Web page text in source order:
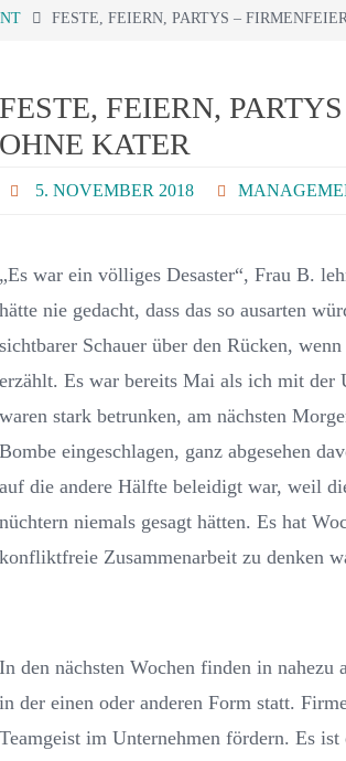
FESTE, FEIERN, PARTYS –
FESTE, FEIERN,
OHNE KATER
5. NOVEMBER 2018
„Es war ein völliges Desaster“, Frau B.
hätte nie gedacht, dass das so ausarten
sichtbarer Schauer über den Rücken,
erzählt. Es war bereits Mai als ich mit der
waren stark betrunken, am nächsten
Bombe eingeschlagen, ganz abgesehen
auf die andere Hälfte beleidigt war, weil
nüchtern niemals gesagt hätten. Es hat
konfliktfreie Zusammenarbeit zu denken
In den nächsten Wochen finden in nahezu
in der einen oder anderen Form statt.
Teamgeist im Unternehmen fördern. Es